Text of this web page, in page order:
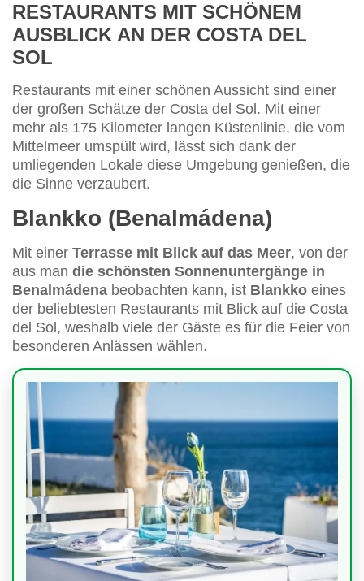
RESTAURANTS MIT SCHÖNEM
AUSBLICK AN DER COSTA DEL
SOL
Restaurants mit einer schönen Aussicht sind einer
der großen Schätze der Costa del Sol. Mit einer
mehr als 175 Kilometer langen Küstenlinie, die vom
Mittelmeer umspült wird, lässt sich dank der
umliegenden Lokale diese Umgebung genießen, die
die Sinne verzaubert.
Blankko (Benalmádena)
Mit einer Terrasse mit Blick auf das Meer, von der
aus man die schönsten Sonnenuntergänge in
Benalmádena beobachten kann, ist Blankko eines
der beliebtesten Restaurants mit Blick auf die Costa
del Sol, weshalb viele der Gäste es für die Feier von
besonderen Anlässen wählen.